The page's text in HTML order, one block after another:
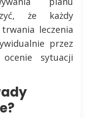
że każdy
leczenia
przez
sytuacji